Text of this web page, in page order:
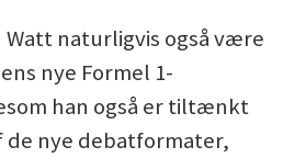
Watt naturligvis også være
nye Formel 1-
han også er tiltænkt
de nye debatformater,